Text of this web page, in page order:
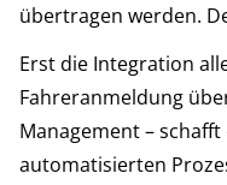
übertragen werden.
Erst die Integration
Fahreranmeldung
Management –
automatisierten